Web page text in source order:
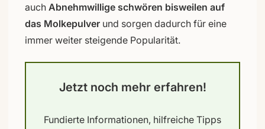
auch Abnehmwillige schwören bisweilen auf
das Molkepulver und sorgen dadurch für eine
immer weiter steigende Popularität.
Jetzt noch mehr erfahren!
Fundierte Informationen, hilfreiche Tipps